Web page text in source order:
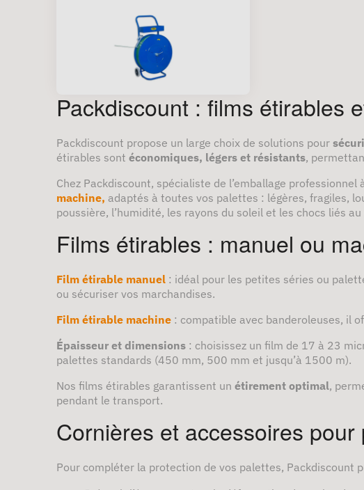
Packdiscount : films étirables
Packdiscount propose un large choix de solutions pour
étirables sont économiques, légers et résistants,
Chez Packdiscount, spécialiste de l’emballage
machine, adaptés à toutes vos palettes : légères, fragiles,
poussière, l’humidité, les rayons du soleil et les chocs liés
Films étirables : manuel ou
Film étirable manuel : idéal pour les petites séries ou
ou sécuriser vos marchandises.
Film étirable machine : compatible avec banderoleuses, il
Épaisseur et dimensions : choisissez un film de 17 à 23
palettes standards (450 mm, 500 mm et jusqu’à 1500 m).
Nos films étirables garantissent un étirement optimal,
pendant le transport.
Cornières et accessoires pour
Pour compléter la protection de vos palettes, Packdiscount